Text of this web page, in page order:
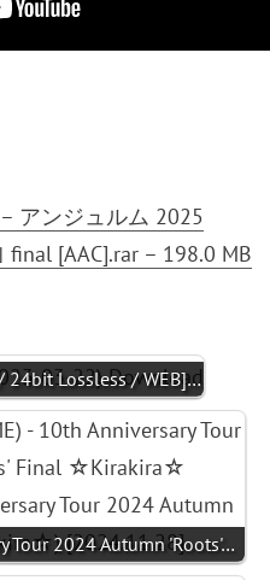
アンジュルム 2025
final [AAC].rar – 198.0 MB
/ 24bit Lossless / WEB]…
Tour 2024 Autumn 'Roots'…